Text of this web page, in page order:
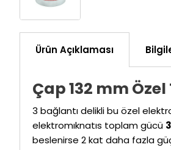
Ürün Açıklaması
Çap 132 mm
3 bağlantı delikli bu özel
elektromıknatıs toplam gücü
beslenirse 2 kat daha fazla güç